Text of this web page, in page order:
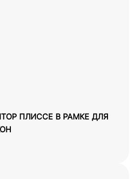
ПЛИССЕ В РАМКЕ ДЛЯ